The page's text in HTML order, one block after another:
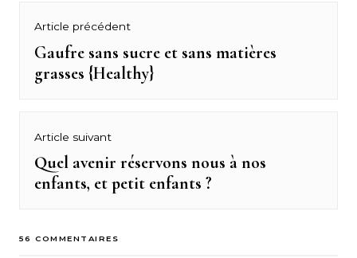
Navigation
de
l’article
Article précédent
Previous
post:
Gaufre sans sucre et sans matières
grasses {Healthy}
Article suivant
Next
post:
Quel avenir réservons nous à nos
enfants, et petit enfants ?
56 COMMENTAIRES